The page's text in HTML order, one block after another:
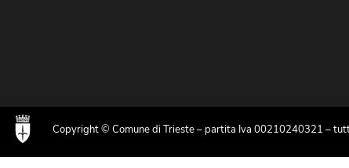
Copyright © Comune di Trieste – partita Iva 00210240321 –